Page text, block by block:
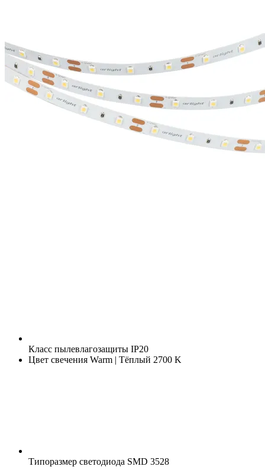
Класс пылевлагозащиты IP20
Цвет свечения Warm | Тёплый 2700 K
Типоразмер светодиода SMD 3528